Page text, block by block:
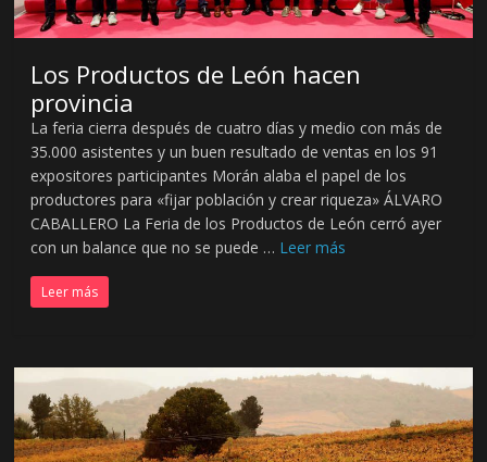
e
ó
Los Productos de León hacen
provincia
La feria cierra después de cuatro días y medio con más de
35.000 asistentes y un buen resultado de ventas en los 91
expositores participantes Morán alaba el papel de los
productores para «fijar población y crear riqueza» ÁLVARO
CABALLERO La Feria de los Productos de León cerró ayer
con un balance que no se puede … Leer más
Leer más